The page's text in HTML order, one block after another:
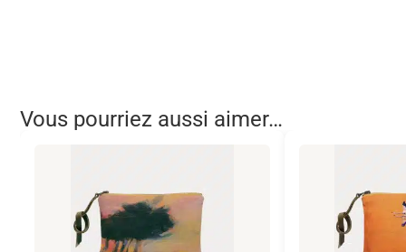
Vous pourriez aussi aimer…